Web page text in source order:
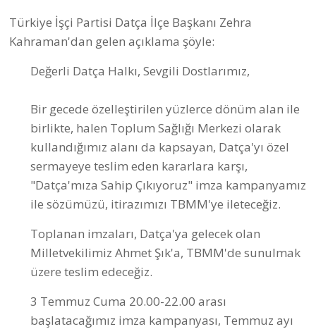
Türkiye İşçi Partisi Datça İlçe Başkanı Zehra
Kahraman'dan gelen açıklama şöyle:
Değerli Datça Halkı, Sevgili Dostlarımız,
Bir gecede özelleştirilen yüzlerce dönüm alan ile
birlikte, halen Toplum Sağlığı Merkezi olarak
kullandığımız alanı da kapsayan, Datça'yı özel
sermayeye teslim eden kararlara karşı,
"Datça'mıza Sahip Çıkıyoruz" imza kampanyamız
ile sözümüzü, itirazımızı TBMM'ye ileteceğiz.
Toplanan imzaları, Datça'ya gelecek olan
Milletvekilimiz Ahmet Şık'a, TBMM'de sunulmak
üzere teslim edeceğiz.
3 Temmuz Cuma 20.00-22.00 arası
başlatacağımız imza kampanyası, Temmuz ayı